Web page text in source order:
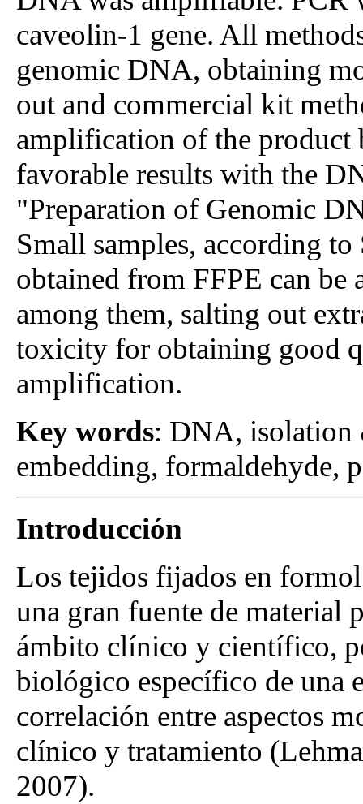
caveolin-1 gene. All
genomic DNA, obtaining
out and commercial kit
amplification of the product
favorable results with the
"Preparation of Genomic
Small samples, according
obtained from FFPE can be
among them, salting out
toxicity for obtaining good
amplification.
Key words: DNA,
embedding, formaldehyde,
Introducción
Los tejidos fijados en
una gran fuente de material
ámbito clínico y científico,
biológico específico de una
correlación entre aspectos
clínico y tratamiento
2007).